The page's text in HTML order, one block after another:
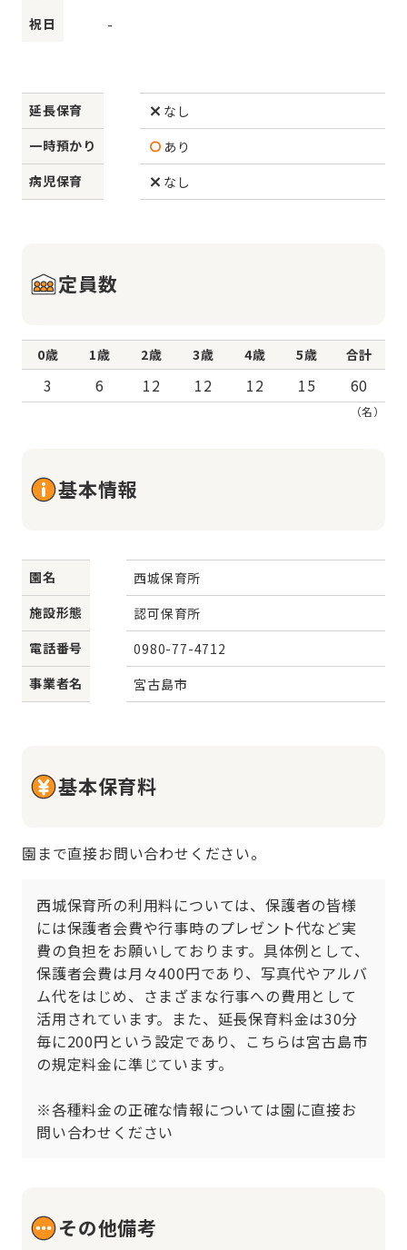
祝日
-
延長保育
なし
一時預かり
あり
病児保育
なし
定員数
0歳 1歳 2歳 3歳 4歳 5歳 合計
3 6 12 12 12 15 60
（名）
基本情報
園名
西城保育所
施設形態
認可保育所
電話番号
0980-77-4712
事業者名
宮古島市
基本保育料
園まで直接お問い合わせください。
西城保育所の利用料については、保護者の皆様
には保護者会費や行事時のプレゼント代など実
費の負担をお願いしております。具体例として、
保護者会費は月々400円であり、写真代やアルバ
ム代をはじめ、さまざまな行事への費用として
活用されています。また、延長保育料金は30分
毎に200円という設定であり、こちらは宮古島市
の規定料金に準じています。
※各種料金の正確な情報については園に直接お
問い合わせください
その他備考